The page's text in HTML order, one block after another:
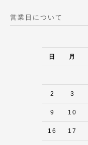
営業日について
日 月
2 3
9 10
16 17